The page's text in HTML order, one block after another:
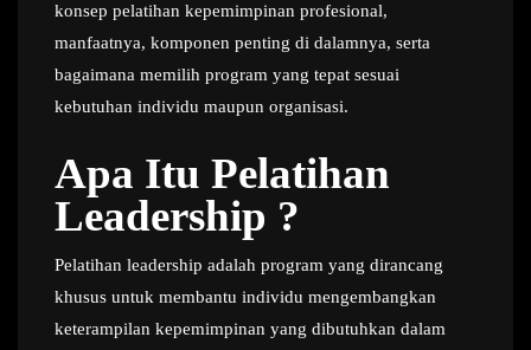
konsep pelatihan kepemimpinan profesional,
manfaatnya, komponen penting di dalamnya, serta
bagaimana memilih program yang tepat sesuai
kebutuhan individu maupun organisasi.
Apa Itu Pelatihan
Leadership ?
Pelatihan leadership adalah program yang dirancang
khusus untuk membantu individu mengembangkan
keterampilan kepemimpinan yang dibutuhkan dalam